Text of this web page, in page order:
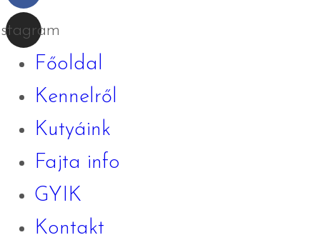
Főoldal
Kennelről
Kutyáink
Fajta info
GYIK
Kontakt